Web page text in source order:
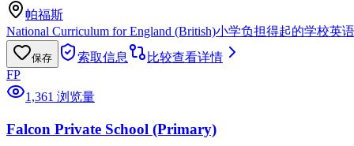
帕福斯
National Curriculum for England (British)小学负担得起的学校英语
保存 索取信息 比较查看详情
FP
1,361 浏览量
Falcon Private School (Primary)